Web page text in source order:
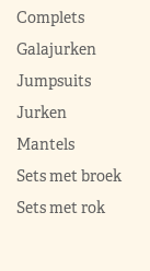
Complets
Galajurken
Jumpsuits
Jurken
Mantels
Sets met broek
Sets met rok